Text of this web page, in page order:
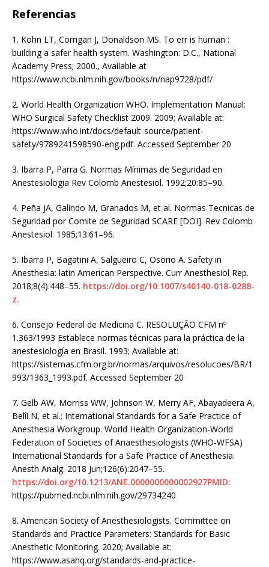
Referencias
1. Kohn LT, Corrigan J, Donaldson MS. To err is human :
building a safer health system. Washington: D.C., National
Academy Press; 2000., Available at
https://www.ncbi.nlm.nih.gov/books/n/nap9728/pdf/
2. World Health Organization WHO. Implementation Manual:
WHO Surgical Safety Checklist 2009. 2009; Available at:
https://www.who.int/docs/default-source/patient-
safety/9789241598590-eng.pdf. Accessed September 20
3. Ibarra P, Parra G. Normas Mínimas de Seguridad en
Anestesiologia Rev Colomb Anestesiol. 1992;20:85–90.
4. Peña JA, Galindo M, Granados M, et al. Normas Tecnicas de
Seguridad por Comite de Seguridad SCARE [DOI]. Rev Colomb
Anestesiol. 1985;13:61–96.
5. Ibarra P, Bagatini A, Salgueiro C, Osorio A. Safety in
Anesthesia: latin American Perspective. Curr Anesthesiol Rep.
2018;8(4):448–55. https://doi.org/10.1007/s40140-018-0288-
z.
6. Consejo Federal de Medicina C. RESOLUÇÃO CFM nº
1.363/1993 Establece normas técnicas para la práctica de la
anestesiología en Brasil. 1993; Available at:
https://sistemas.cfm.org.br/normas/arquivos/resolucoes/BR/1
993/1363_1993.pdf. Accessed September 20
7. Gelb AW, Morriss WW, Johnson W, Merry AF, Abayadeera A,
Belîi N, et al.; International Standards for a Safe Practice of
Anesthesia Workgroup. World Health Organization-World
Federation of Societies of Anaesthesiologists (WHO-WFSA)
International Standards for a Safe Practice of Anesthesia.
Anesth Analg. 2018 Jun;126(6):2047–55.
https://doi.org/10.1213/ANE.0000000000002927PMID:
https://pubmed.ncbi.nlm.nih.gov/29734240
8. American Society of Anesthesiologists. Committee on
Standards and Practice Parameters: Standards for Basic
Anesthetic Monitoring. 2020; Available at:
https://www.asahq.org/standards-and-practice-